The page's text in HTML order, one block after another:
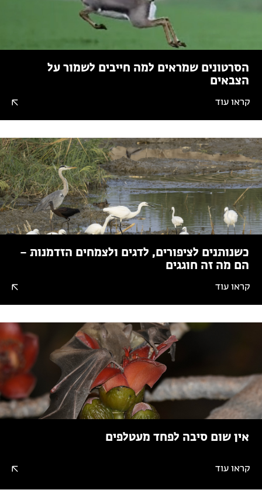
הסרטונים שמראים למה חייבים לשמור על
הצבאים
קראו עוד
כשנותנים לציפורים, לדגים ולצמחים הזדמנות –
הם מה זה חוגגים
קראו עוד
אין שום סיבה לפחד מעטלפים
קראו עוד